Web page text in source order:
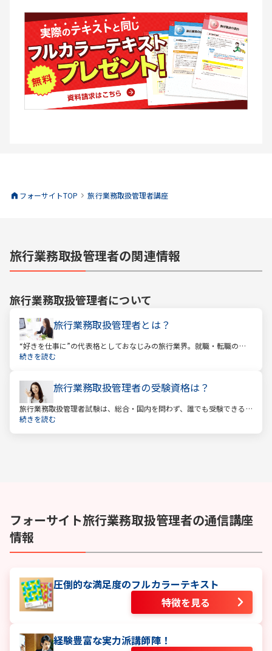
フォーサイトTOP 旅行業務取扱管理者講座
旅行業務取扱管理者の関連情報
旅行業務取扱管理者について
旅行業務取扱管理者とは？
“好きを仕事に”の代表格としておなじみの旅行業界。就職・転職の人
気企業ランキングでは旅行会社が常に上位に君臨し、いつの時代にも
続きを読む
旅行業務取扱管理者の受験資格は？
旅行業務取扱管理者試験は、総合・国内を問わず、誰でも受験できる
資格です。一般的に「国家資格」といえば受験資格が多いですが、
続きを読む
フォーサイト旅行業務取扱管理者の通信講座
情報
圧倒的な満足度のフルカラーテキスト
特徴を見る
経験豊富な実力派講師陣！